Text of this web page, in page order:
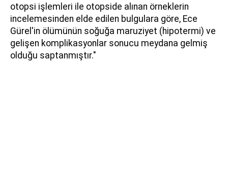
otopsi işlemleri ile otopside alınan örneklerin
incelemesinden elde edilen bulgulara göre, Ece
Gürel'in ölümünün soğuğa maruziyet (hipotermi) ve
gelişen komplikasyonlar sonucu meydana gelmiş
olduğu saptanmıştır."